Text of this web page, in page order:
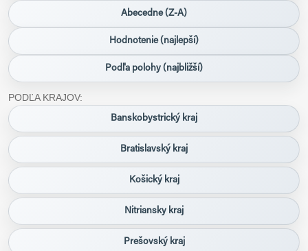
Abecedne (Z-A)
Hodnotenie (najlepší)
Podľa polohy (najbližší)
PODĽA KRAJOV:
Banskobystrický kraj
Bratislavský kraj
Košický kraj
Nitriansky kraj
Prešovský kraj